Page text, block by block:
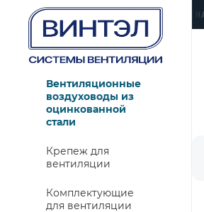
› ЛЮБЕРЦЫ, УЛ. КРАСНАЯ 1
Вентиляционные
воздуховоды из
оцинкованной
стали
Крепеж для
вентиляции
Комплектующие
для вентиляции